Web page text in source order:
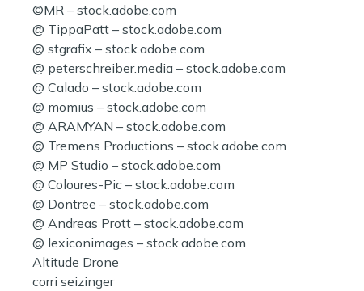
©MR – stock.adobe.com
@ TippaPatt – stock.adobe.com
@ stgrafix – stock.adobe.com
@ peterschreiber.media – stock.adobe.com
@ Calado – stock.adobe.com
@ momius – stock.adobe.com
@ ARAMYAN – stock.adobe.com
@ Tremens Productions – stock.adobe.com
@ MP Studio – stock.adobe.com
@ Coloures-Pic – stock.adobe.com
@ Dontree – stock.adobe.com
@ Andreas Prott – stock.adobe.com
@ lexiconimages – stock.adobe.com
Altitude Drone
corri seizinger